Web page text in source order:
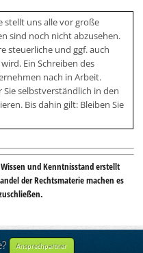
stellt uns alle vor große
sind noch nicht abzusehen.
steuerliche und ggf. auch
Ein Schreiben des
nach in Arbeit.
selbstverständlich in den
Bis dahin gilt: Bleiben Sie
und Kenntnisstand erstellt
der Rechtsmaterie machen es
Ansprechpartner